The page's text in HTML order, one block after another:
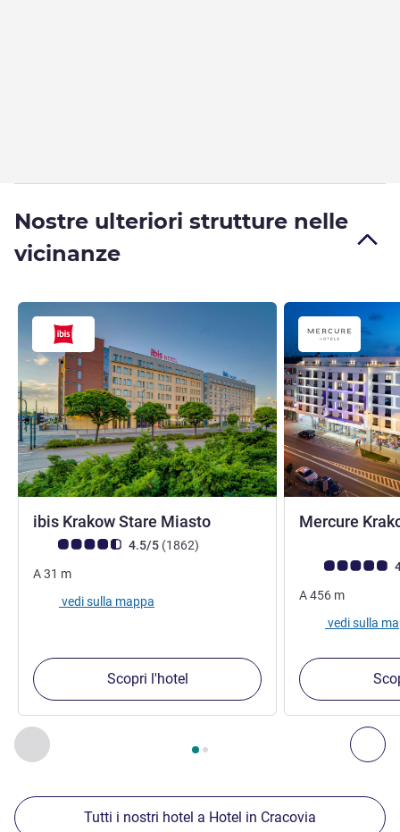
Nostre ulteriori strutture nelle
vicinanze
Precedente - Nostre ulteriori strutture nelle vicinanze
Pagina , Nostre ulteriori strutture nelle vicinanze 1 :,
ibis Krakow Stare Miasto
Giudizio clienti (Valutazione ALL)
4.5/5 (1862recensioni
)
A31 m
vedi sulla mappa
Scopri l'hotel
Mercure
Giudizio clienti
A456 m
vedi sulla
Tutti i nostri hotel a Hotel in Cracovia